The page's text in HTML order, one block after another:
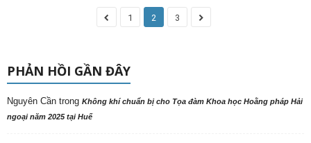
1 2 3
PHẢN HỒI GẦN ĐÂY
Nguyên Cần trong Không khí chuẩn bị cho Tọa đàm Khoa học Hoằng pháp Hải
ngoại năm 2025 tại Huế